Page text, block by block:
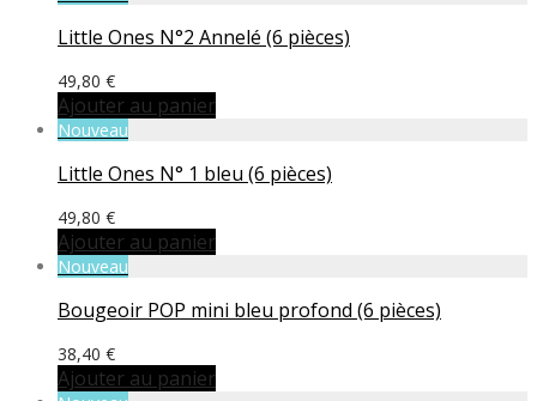
Little Ones N°2 Annelé (6 pièces)
49,80 €
Ajouter au panier
Nouveau
Little Ones N° 1 bleu (6 pièces)
49,80 €
Ajouter au panier
Nouveau
Bougeoir POP mini bleu profond (6 pièces)
38,40 €
Ajouter au panier